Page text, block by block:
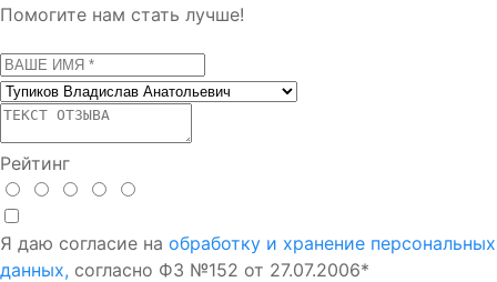
Помогите нам стать лучше!
Рейтинг
Я даю согласие на обработку и хранение персональных
данных, согласно ФЗ №152 от 27.07.2006*